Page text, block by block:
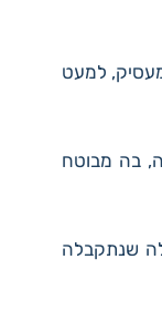
למעט
בה מבוטח
שנתקבלה